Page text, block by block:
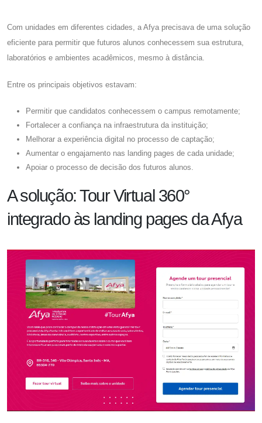
Com unidades em diferentes cidades, a Afya precisava de uma solução
eficiente para permitir que futuros alunos conhecessem sua estrutura,
laboratórios e ambientes acadêmicos, mesmo à distância.
Entre os principais objetivos estavam:
Permitir que candidatos conhecessem o campus remotamente;
Fortalecer a confiança na infraestrutura da instituição;
Melhorar a experiência digital no processo de captação;
Aumentar o engajamento nas landing pages de cada unidade;
Apoiar o processo de decisão dos futuros alunos.
A solução: Tour Virtual 360°
integrado às landing pages da Afya